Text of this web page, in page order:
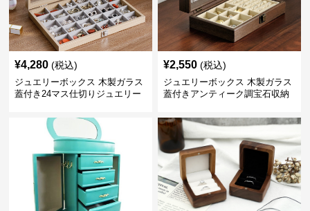
¥4,280 (税込)
ジュエリーボックス 木製ガラス
蓋付き24マス仕切りジュエリー
¥2,550 (税込)
ジュエリーボックス 木製ガラス
蓋付きアンティーク調宝石収納